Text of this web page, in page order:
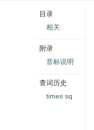
目录
相关
附录
音标说明
查词历史
times sq